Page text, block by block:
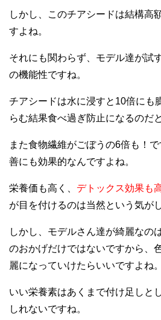
しかし、このチアシードは結構高
すよね。
それにも関わらず、モデル達が試
の機能性ですね。
チアシードは水に浸すと10倍にも
らむ結果食べ過ぎ防止になるのだと
また食物繊維がごぼうの6倍も！
善にも効果的なんですよね。
栄養価も高く、 デトックス効果も
が目を付けるのは当然という気が
しかし、モデルさん達が綺麗なの
のおかげだけではないですから、
麗になっていけたらいいですよね。
いい栄養素はあくまで付け足しと
しれないですね。